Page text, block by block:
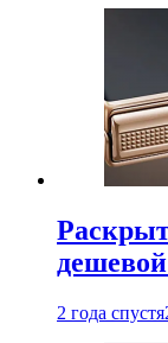
2 года спустя